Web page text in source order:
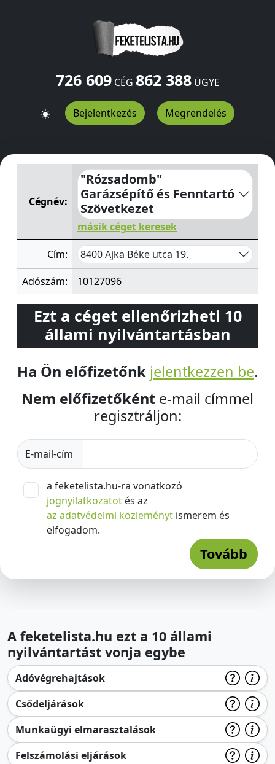
726 609CÉG 862 388ÜGYE
Bejelentkezés Megrendelés
"Rózsadomb" Garázsépítő és Fenntartó Szövetkezet
Cégnév:
"Rózsadomb"
Garázsépítő és Fenntartó
Szövetkezet
másik céget keresek
Cím: 8400 Ajka Béke utca 19.
Adószám: 10127096
Ezt a céget ellenőrizheti 10
állami nyilvántartásban
Ha Ön előfizetőnk jelentkezzen be.
Nem előfizetőként e-mail címmel
regisztráljon:
E-mail-cím
a feketelista.hu-ra vonatkozó
jognyilatkozatot és az
az adatvédelmi közleményt ismerem és
elfogadom.
Tovább
A feketelista.hu ezt a 10 állami
nyilvántartást vonja egybe
Adóvégrehajtások
Csődeljárások
Munkaügyi elmarasztalások
Felszámolási eljárások